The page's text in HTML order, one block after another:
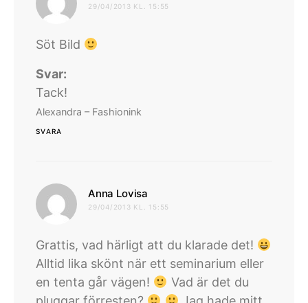
29/04/2013 KL. 15:55
Söt Bild
Svar:
Tack!
Alexandra – Fashionink
SVARA
Anna Lovisa
29/04/2013 KL. 15:55
Grattis, vad härligt att du klarade det!
Alltid lika skönt när ett seminarium eller
en tenta går vägen!
Vad är det du